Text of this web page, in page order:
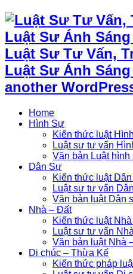
Luật Sư Tư Vấn,
Luật Sư Ánh
another
Home
Hình Sự
Kiến thức luật
Luật sư tư vấn
Văn bản Luật hình
Dân Sự
Kiến thức luật
Luật sư tư vấn
Văn bản luật Dân
Nhà – Đất
Kiến thức luật
Luật sư tư vấn
Văn bản luật Nhà
Di chúc – Thừa Kế
Kiến thức pháp